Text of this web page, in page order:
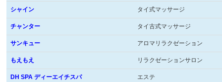
シャイン タイ式マッサージ
チャンター タイ古式マッサージ
サンキュー アロマリラクゼーション
もえもえ リラクゼーションサロン
DH SPA ディーエイチスパ エステ